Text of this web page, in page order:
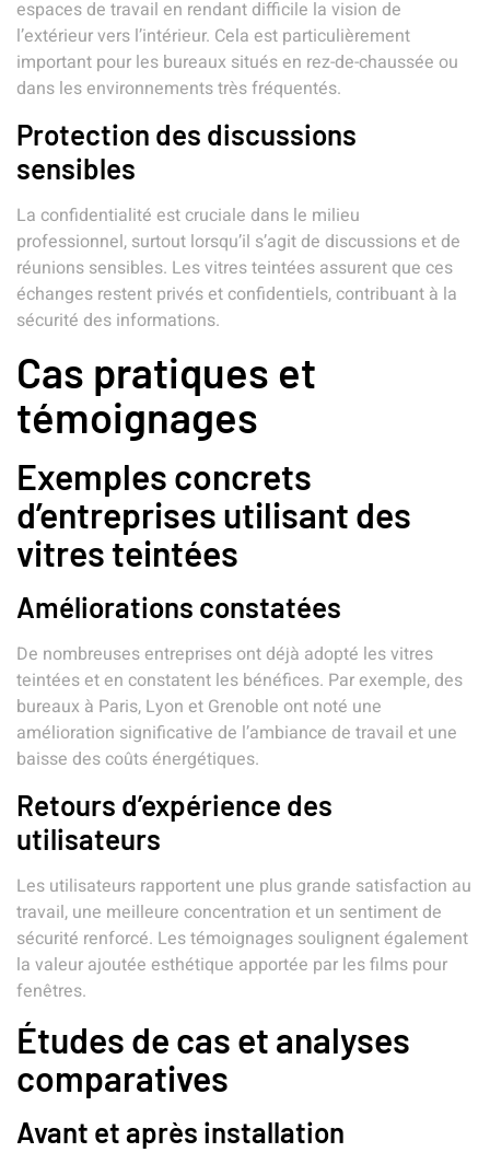
espaces de travail en rendant difficile la vision de
l’extérieur vers l’intérieur. Cela est particulièrement
important pour les bureaux situés en rez-de-chaussée ou
dans les environnements très fréquentés.
Protection des discussions
sensibles
La confidentialité est cruciale dans le milieu
professionnel, surtout lorsqu’il s’agit de discussions et de
réunions sensibles. Les vitres teintées assurent que ces
échanges restent privés et confidentiels, contribuant à la
sécurité des informations.
Cas pratiques et
témoignages
Exemples concrets
d’entreprises utilisant des
vitres teintées
Améliorations constatées
De nombreuses entreprises ont déjà adopté les vitres
teintées et en constatent les bénéfices. Par exemple, des
bureaux à Paris, Lyon et Grenoble ont noté une
amélioration significative de l’ambiance de travail et une
baisse des coûts énergétiques.
Retours d’expérience des
utilisateurs
Les utilisateurs rapportent une plus grande satisfaction au
travail, une meilleure concentration et un sentiment de
sécurité renforcé. Les témoignages soulignent également
la valeur ajoutée esthétique apportée par les films pour
fenêtres.
Études de cas et analyses
comparatives
Avant et après installation